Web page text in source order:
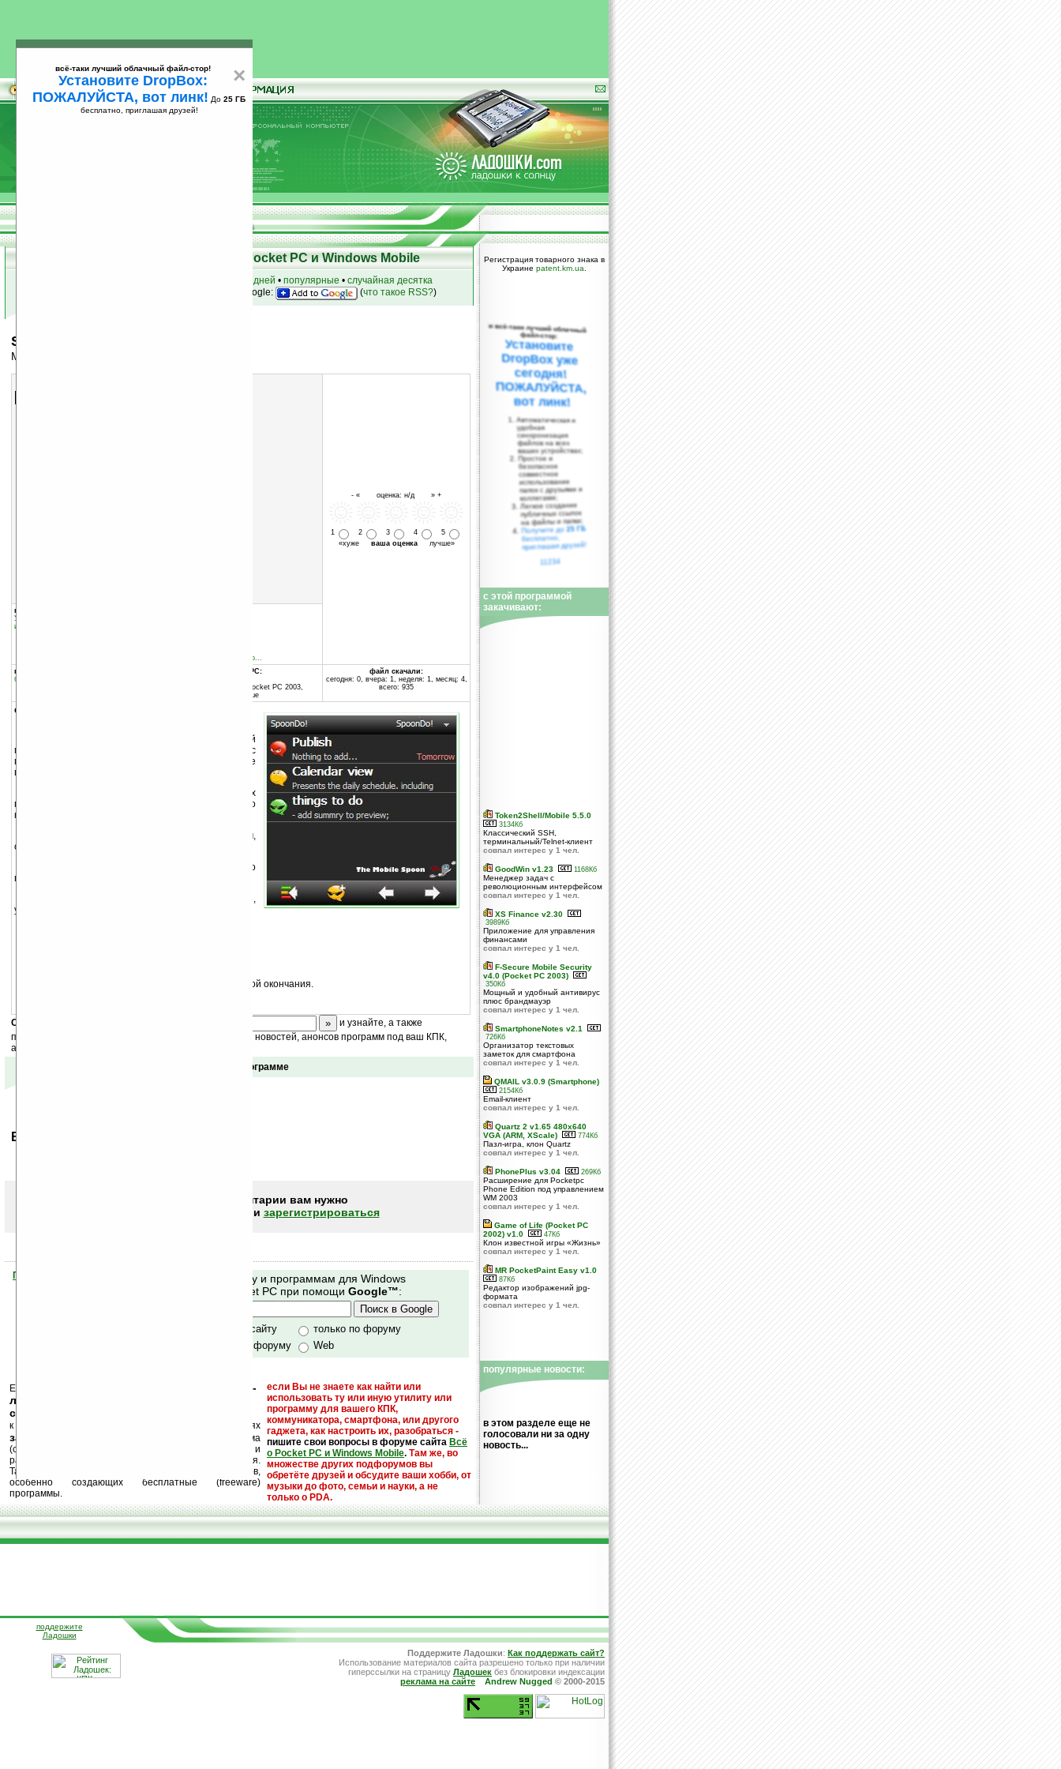
25
Скачать программы для КПК Pocket PC и Windows Mobile
за 7 дней • популярные • случайная десятка
на Google: (что такое RSS?)
SpoonDo!
Менеджер задач
- « оценка: н/д » +
1 2 3 4
5
«хуже ваша оценкалучше»
группы программы:
Управление
информацией
http://www.spoontools.co...
программа:
бесплатная
совместима с Pocket PC:
Windows Mobile 2003 (Pocket PC 2003,
Windows CE 4.20) и выше
файл скачали:
сегодня: 0, вчера: 1, неделя: 1, месяц: 4,
всего: 935
описание:
Программа призвана заменить стандартный
менеджер задач Outlook Tasks. Интерфейс
программы приспособлен под использование
пальца, т.е. можно работать без стилуса.
SpoonDo! располагает задачи в разных
папках, таким образом распределяя их по
категориям/тематике.
Тапнув по папке, вы увидите список задач,
отсортированный по дате (если она указана).
Используя навигационные стрелки, легко
перемещаться по папкам и задачам.
Папка «Urgent Tasks» покажет вам все задачи,
у которых подходит дата окончания.
Удобный просмотр задач с наступающей датой окончания.
Скоро
и узнайте, а также
получайте ежедневный или еженедельный дайджест новостей, анонсов программ под ваш КПК,
акций сайта на ваш почтовый ящик.
Отзывы о программе
Ваше мнение будет первым.
Чтобы писать комментарии вам нужно
или зарегистрироваться
Помогите Ладошкам стать лучше
Поиск по сайту и программам для Windows
Mobile и Pocket PC при помощи Google™:
только по сайту
только по форуму
по сайту и форуму
Web
Еще раз обращаем внимание, что
кейгены, кряки -
лекарства, серийные номера, ключи и
ссылки на варезные сайты
если Вы не знаете как найти или
использовать ту или иную утилиту или
программу для вашего КПК,
коммуникатора, смартфона, или другого
гаджета, как настроить их, разобраться -
пишите свои вопросы в форуме сайта Всё
о Pocket PC и Windows Mobile. Там же, во
множестве других подфорумов вы
обретёте друзей и обсудите ваши хобби, от
музыки до фото, семьи и науки, а не
только о PDA.
к публикации на нашем сайте в комментариях
запрещены
, как и несанкционированная реклама
(спам). Мы поддерживаем авторов программ и
развитие легального программного обеспечения.
Также мы призываем Вас поддерживать авторов,
особенно создающих бесплатные (freeware)
программы.
Регистрация товарного знака в
Украине patent.km.ua
×
всё-таки лучший облачный файл-стор!
Установите DropBox:
ПОЖАЛУЙСТА, вот линк! До 25 ГБ
бесплатно, приглашая друзей!
и всё-таки лучший облачный
файл-стор:
Установите
DropBox уже
сегодня!
ПОЖАЛУЙСТА,
вот линк!
Автоматическая и
удобная
синхронизация
файлов на всех
ваших устройствах;
Простое и
безопасное
совместное
использование
папок с друзьями и
коллегами;
Легкое создание
публичных ссылок
на файлы и папки;
Получите до25 ГБ
бесплатно,
приглашая друзей!
11234
с этой программой
закачивают:
Token2Shell/Mobile 5.5.0
3134Кб
Классический SSH,
терминальный/Telnet-клиент
совпал интерес у 1 чел.
GoodWin v1.23 1168Кб
Менеджер задач с
революционным интерфейсом
совпал интерес у 1 чел.
XS Finance v2.30
3989Кб
Приложение для управления
финансами
совпал интерес у 1 чел.
F-Secure Mobile Security
v4.0 (Pocket PC 2003)
350Кб
Мощный и удобный антивирус
плюс брандмауэр
совпал интерес у 1 чел.
SmartphoneNotes v2.1
726Кб
Организатор текстовых
заметок для смартфона
совпал интерес у 1 чел.
QMAIL v3.0.9 (Smartphone)
2154Кб
Email-клиент
совпал интерес у 1 чел.
Quartz 2 v1.65 480x640
VGA (ARM, XScale)
774Кб
Пазл-игра, клон Quartz
совпал интерес у 1 чел.
PhonePlus v3.04 269Кб
Расширение для Pocketpc
Phone Edition под управлением
WM 2003
совпал интерес у 1 чел.
Game of Life (Pocket PC
2002) v1.0
47Кб
Клон известной игры «Жизнь»
совпал интерес у 1 чел.
MR PocketPaint Easy v1.0
87Кб
Редактор изображений jpg-
формата
совпал интерес у 1 чел.
популярные новости:
в этом разделе еще не
голосовали ни за одну
новость...
поддержите
Ладошки
Поддержите Ладошки: Как поддержать сайт?
Использование материалов сайта разрешено только при наличии
гиперссылки на страницу Ладошек без блокировки индексации
реклама на сайте
Andrew Nugged © 2000-2015